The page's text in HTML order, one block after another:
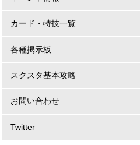
カード・特技一覧
各種掲示板
スクスタ基本攻略
お問い合わせ
Twitter